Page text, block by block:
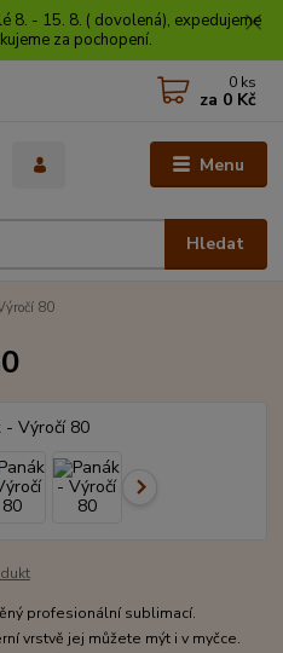
8. - 15. 8. ( dovolená), expedujeme
za pochopení.
Menu
Hledat
0 ks
za 0 Kč
80
profesionální sublimací.
vrstvě jej můžete mýt i v myčce.